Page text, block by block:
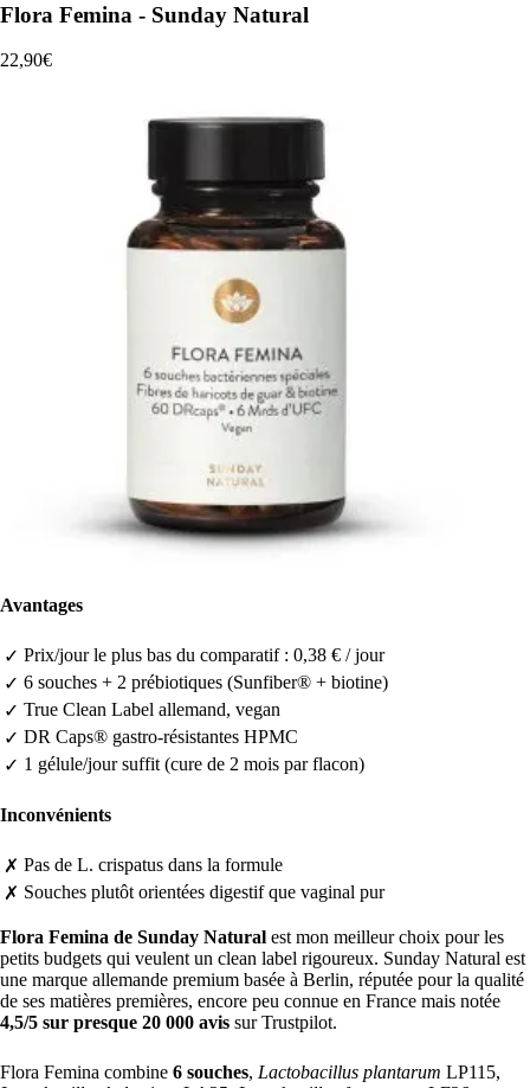
Flora Femina - Sunday Natural
22,90€
Avantages
✓ Prix/jour le plus bas du comparatif : 0,38 € / jour
✓ 6 souches + 2 prébiotiques (Sunfiber® + biotine)
✓ True Clean Label allemand, vegan
✓ DR Caps® gastro-résistantes HPMC
✓ 1 gélule/jour suffit (cure de 2 mois par flacon)
Inconvénients
✗ Pas de L. crispatus dans la formule
✗ Souches plutôt orientées digestif que vaginal pur
Flora Femina de Sunday Natural est mon meilleur choix pour les
petits budgets qui veulent un clean label rigoureux. Sunday Natural est
une marque allemande premium basée à Berlin, réputée pour la qualité
de ses matières premières, encore peu connue en France mais notée
4,5/5 sur presque 20 000 avis sur Trustpilot.
Flora Femina combine 6 souches, Lactobacillus plantarum LP115,